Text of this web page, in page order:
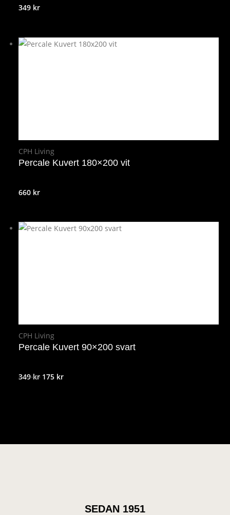
349 kr
CPH Living
Percale Kuvert 180×200 vit
660 kr
CPH Living
Percale Kuvert 90×200 svart
349kr Det
175 krDet
SEDAN 1951